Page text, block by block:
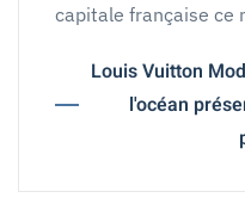
capitale française ce
Louis Vuitton
l'océan